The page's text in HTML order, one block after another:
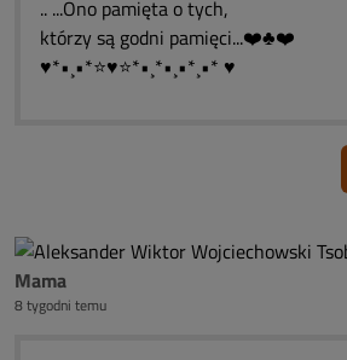
.. ...Ono pamięta o tych,
którzy są godni pamięci...❤️♣❤️
♥*•¸•*⭐♥⭐*•¸*•¸•*¸•* ♥
Mama
8 tygodni temu